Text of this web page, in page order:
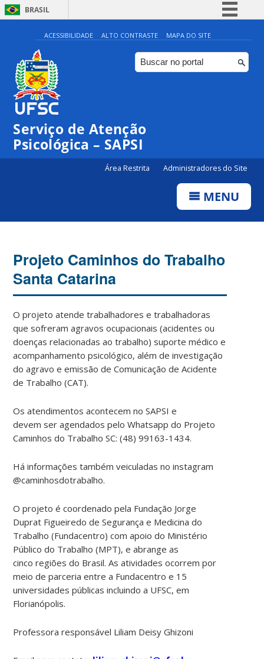
BRASIL
Simplifique!
Comunica BR
Participe
ACESSIBILIDADE ALTO CONTRASTE MAPA DO SITE
Serviço de Atenção
Psicológica – SAPSI
Área Restrita Administradores do Site
MENU
Projeto Caminhos do Trabalho
Santa Catarina
O projeto atende trabalhadores e trabalhadoras
que sofreram agravos ocupacionais (acidentes ou
doenças relacionadas ao trabalho) suporte médico e
acompanhamento psicológico, além de investigação
do agravo e emissão de Comunicação de Acidente
de Trabalho (CAT).
Os atendimentos acontecem no SAPSI e
devem ser agendados pelo Whatsapp do Projeto
Caminhos do Trabalho SC: (48) 99163-1434.
Há informações também veiculadas no instagram
@caminhosdotrabalho.
O projeto é coordenado pela Fundação Jorge
Duprat Figueiredo de Segurança e Medicina do
Trabalho (Fundacentro) com apoio do Ministério
Público do Trabalho (MPT), e abrange as
cinco regiões do Brasil. As atividades ocorrem por
meio de parceria entre a Fundacentro e 15
universidades públicas incluindo a UFSC, em
Florianópolis.
Professora responsável Liliam Deisy Ghizoni